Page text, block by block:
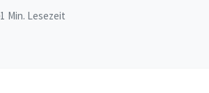
1 Min. Lesezeit